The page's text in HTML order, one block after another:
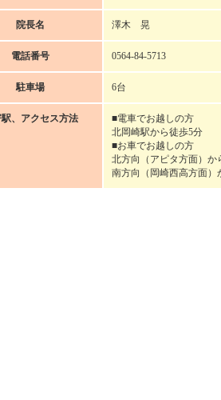
院長名 澤木 晃
電話番号 0564-84-5713
駐車場 6台
、アクセス方法
■電車でお越しの方
北岡崎駅から徒歩5分
■お車でお越しの方
北方向（アピタ方面）か
南方向（岡崎西高方面